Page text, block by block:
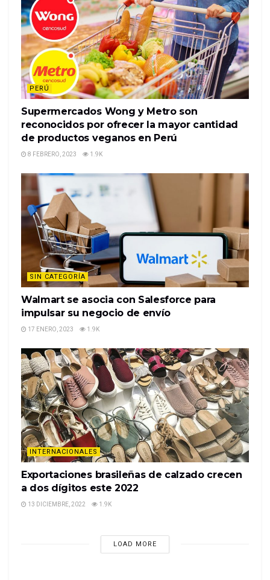
PERÚ
Supermercados Wong y Metro son
reconocidos por ofrecer la mayor cantidad
de productos veganos en Perú
8 FEBRERO, 2023 1.9K
SIN CATEGORÍA
Walmart se asocia con Salesforce para
impulsar su negocio de envío
17 ENERO, 2023 1.9K
INTERNACIONALES
Exportaciones brasileñas de calzado crecen
a dos dígitos este 2022
13 DICIEMBRE, 2022 1.9K
LOAD MORE